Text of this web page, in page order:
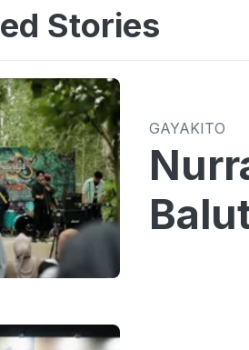
Stories
GAYAKITO